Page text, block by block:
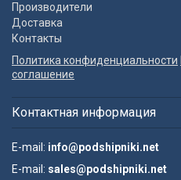
Производители
Доставка
Контакты
Политика конфиденциальности
соглашение
Контактная информация
E-mail: info@podshipniki.net
E-mail: sales@podshipniki.net